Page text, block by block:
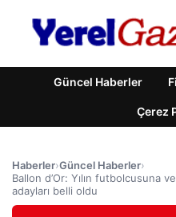
Güncel Haberler
Çerez
Haberler›Güncel Haberler›
Ballon d’Or: Yılın futbolcusuna
adayları belli oldu